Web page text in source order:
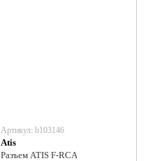
Артикул: b103146
Atis
Разъем ATIS F-RCA